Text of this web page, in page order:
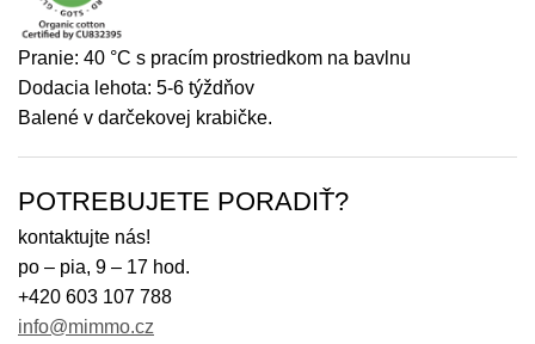
Pranie: 40 °C s pracím prostriedkom na bavlnu
Dodacia lehota: 5-6 týždňov
Balené v darčekovej krabičke.
POTREBUJETE PORADIŤ?
kontaktujte nás!
po – pia, 9 – 17 hod.
+420 603 107 788
info@mimmo.cz